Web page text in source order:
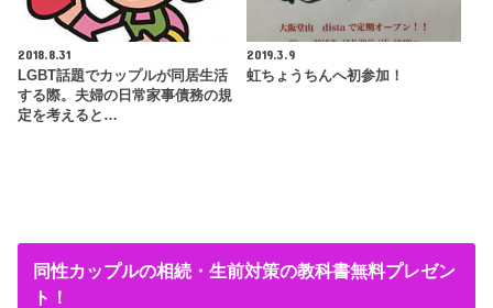
2018.8.31
LGBT話題でカップルが同居生活
する際。夫婦の日常家事債務の規
定を考えると…
2019.3.9
虹ちょうちんへ初参加！
同性カップルの相続・生前対策の教科書無料プレゼン
ト！